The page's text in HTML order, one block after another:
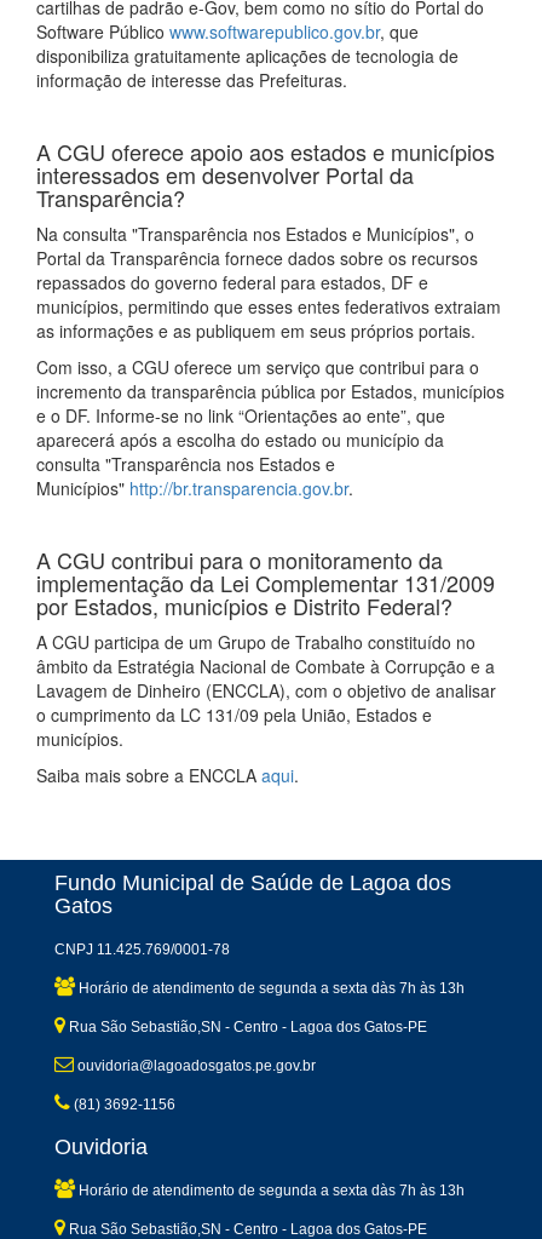
cartilhas de padrão e-Gov, bem como no sítio do Portal do
Software Público www.softwarepublico.gov.br, que
disponibiliza gratuitamente aplicações de tecnologia de
informação de interesse das Prefeituras.
A CGU oferece apoio aos estados e municípios
interessados em desenvolver Portal da
Transparência?
Na consulta "Transparência nos Estados e Municípios", o
Portal da Transparência fornece dados sobre os recursos
repassados do governo federal para estados, DF e
municípios, permitindo que esses entes federativos extraiam
as informações e as publiquem em seus próprios portais.
Com isso, a CGU oferece um serviço que contribui para o
incremento da transparência pública por Estados, municípios
e o DF. Informe-se no link “Orientações ao ente”, que
aparecerá após a escolha do estado ou município da
consulta "Transparência nos Estados e
Municípios" http://br.transparencia.gov.br.
A CGU contribui para o monitoramento da
implementação da Lei Complementar 131/2009
por Estados, municípios e Distrito Federal?
A CGU participa de um Grupo de Trabalho constituído no
âmbito da Estratégia Nacional de Combate à Corrupção e a
Lavagem de Dinheiro (ENCCLA), com o objetivo de analisar
o cumprimento da LC 131/09 pela União, Estados e
municípios.
Saiba mais sobre a ENCCLA aqui.
Fundo Municipal de Saúde de Lagoa dos
Gatos
CNPJ 11.425.769/0001-78
Horário de atendimento de segunda a sexta dàs 7h às 13h
Rua São Sebastião,SN - Centro - Lagoa dos Gatos-PE
ouvidoria@lagoadosgatos.pe.gov.br
(81) 3692-1156
Ouvidoria
Horário de atendimento de segunda a sexta dàs 7h às 13h
Rua São Sebastião,SN - Centro - Lagoa dos Gatos-PE